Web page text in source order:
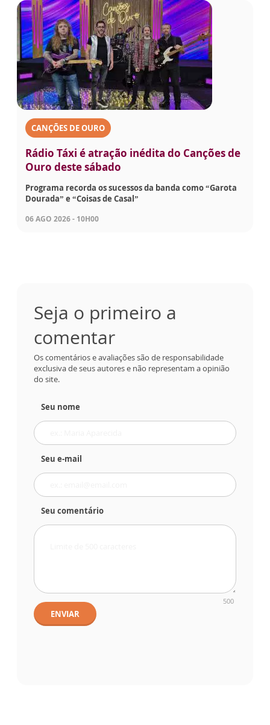
CANÇÕES DE OURO
Rádio Táxi é atração inédita do Canções de
Ouro deste sábado
Programa recorda os sucessos da banda como “Garota
Dourada” e “Coisas de Casal”
06 AGO 2026 - 10H00
Seja o primeiro a
comentar
Os comentários e avaliações são de responsabilidade
exclusiva de seus autores e não representam a opinião
do site.
Seu nome
Seu e-mail
Seu comentário
500
ENVIAR